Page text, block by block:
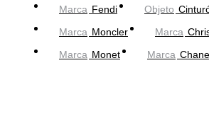
Marca Fendi Objeto
Marca Moncler Marca
Marca Monet Marca